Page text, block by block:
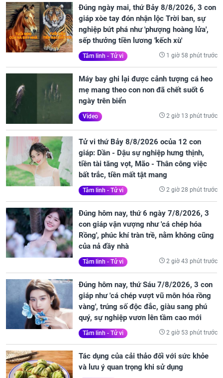
Đúng ngày mai, thứ Bảy 8/8/2026, 3 con
giáp xòe tay đón nhận lộc Trời ban, sự
nghiệp bứt phá như 'phượng hoàng lửa',
sếp thưởng tiền lương 'kếch xù'
Tâm linh - Tử vi 1 giờ 58 phút trước
Máy bay ghi lại được cảnh tượng cá heo
mẹ mang theo con non đã chết suốt 6
ngày trên biển
Video 2 giờ 13 phút trước
Tử vi thứ Bảy 8/8/2026 ocủa 12 con
giáp: Dần - Dậu sự nghiệp hưng thịnh,
tiền tài tăng vọt, Mão - Thân công việc
bất trắc, tiền mất tật mang
Tâm linh - Tử vi 2 giờ 28 phút trước
Đúng hôm nay, thứ 6 ngày 7/8/2026, 3
con giáp vận vượng như 'cá chép hóa
Rồng', phúc khí tràn trề, nằm không cũng
của nả đầy nhà
Tâm linh - Tử vi 2 giờ 43 phút trước
Đúng hôm nay, thứ Sáu 7/8/2026, 3 con
giáp như 'cá chép vượt vũ môn hóa rồng
vàng', trúng số độc đắc, giàu sang phú
quý, sự nghiệp vươn lên tầm cao mới
Tâm linh - Tử vi 2 giờ 53 phút trước
Tác dụng của cải thảo đối với sức khỏe
và lưu ý quan trọng khi sử dụng